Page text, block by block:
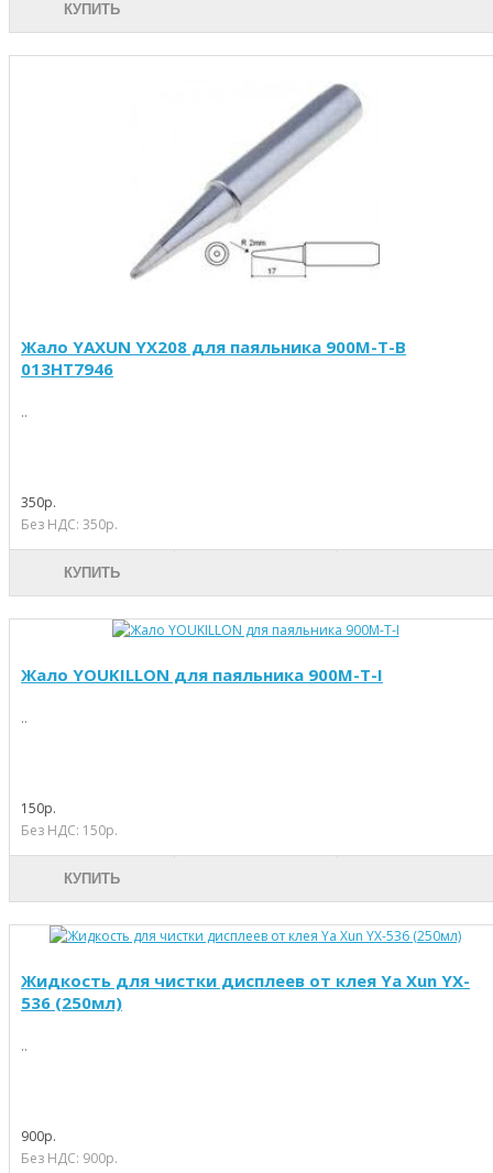
КУПИТЬ
Жало YAXUN YX208 для паяльника 900M-T-B
013HT7946
..
350р.
Без НДС: 350р.
КУПИТЬ
Жало YOUKILLON для паяльника 900M-T-I
..
150р.
Без НДС: 150р.
КУПИТЬ
Жидкость для чистки дисплеев от клея Ya Xun YX-
536 (250мл)
..
900р.
Без НДС: 900р.